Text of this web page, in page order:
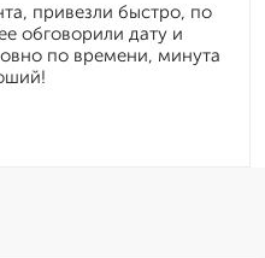
привезли быстро, по
обговорили дату и
по времени, минута